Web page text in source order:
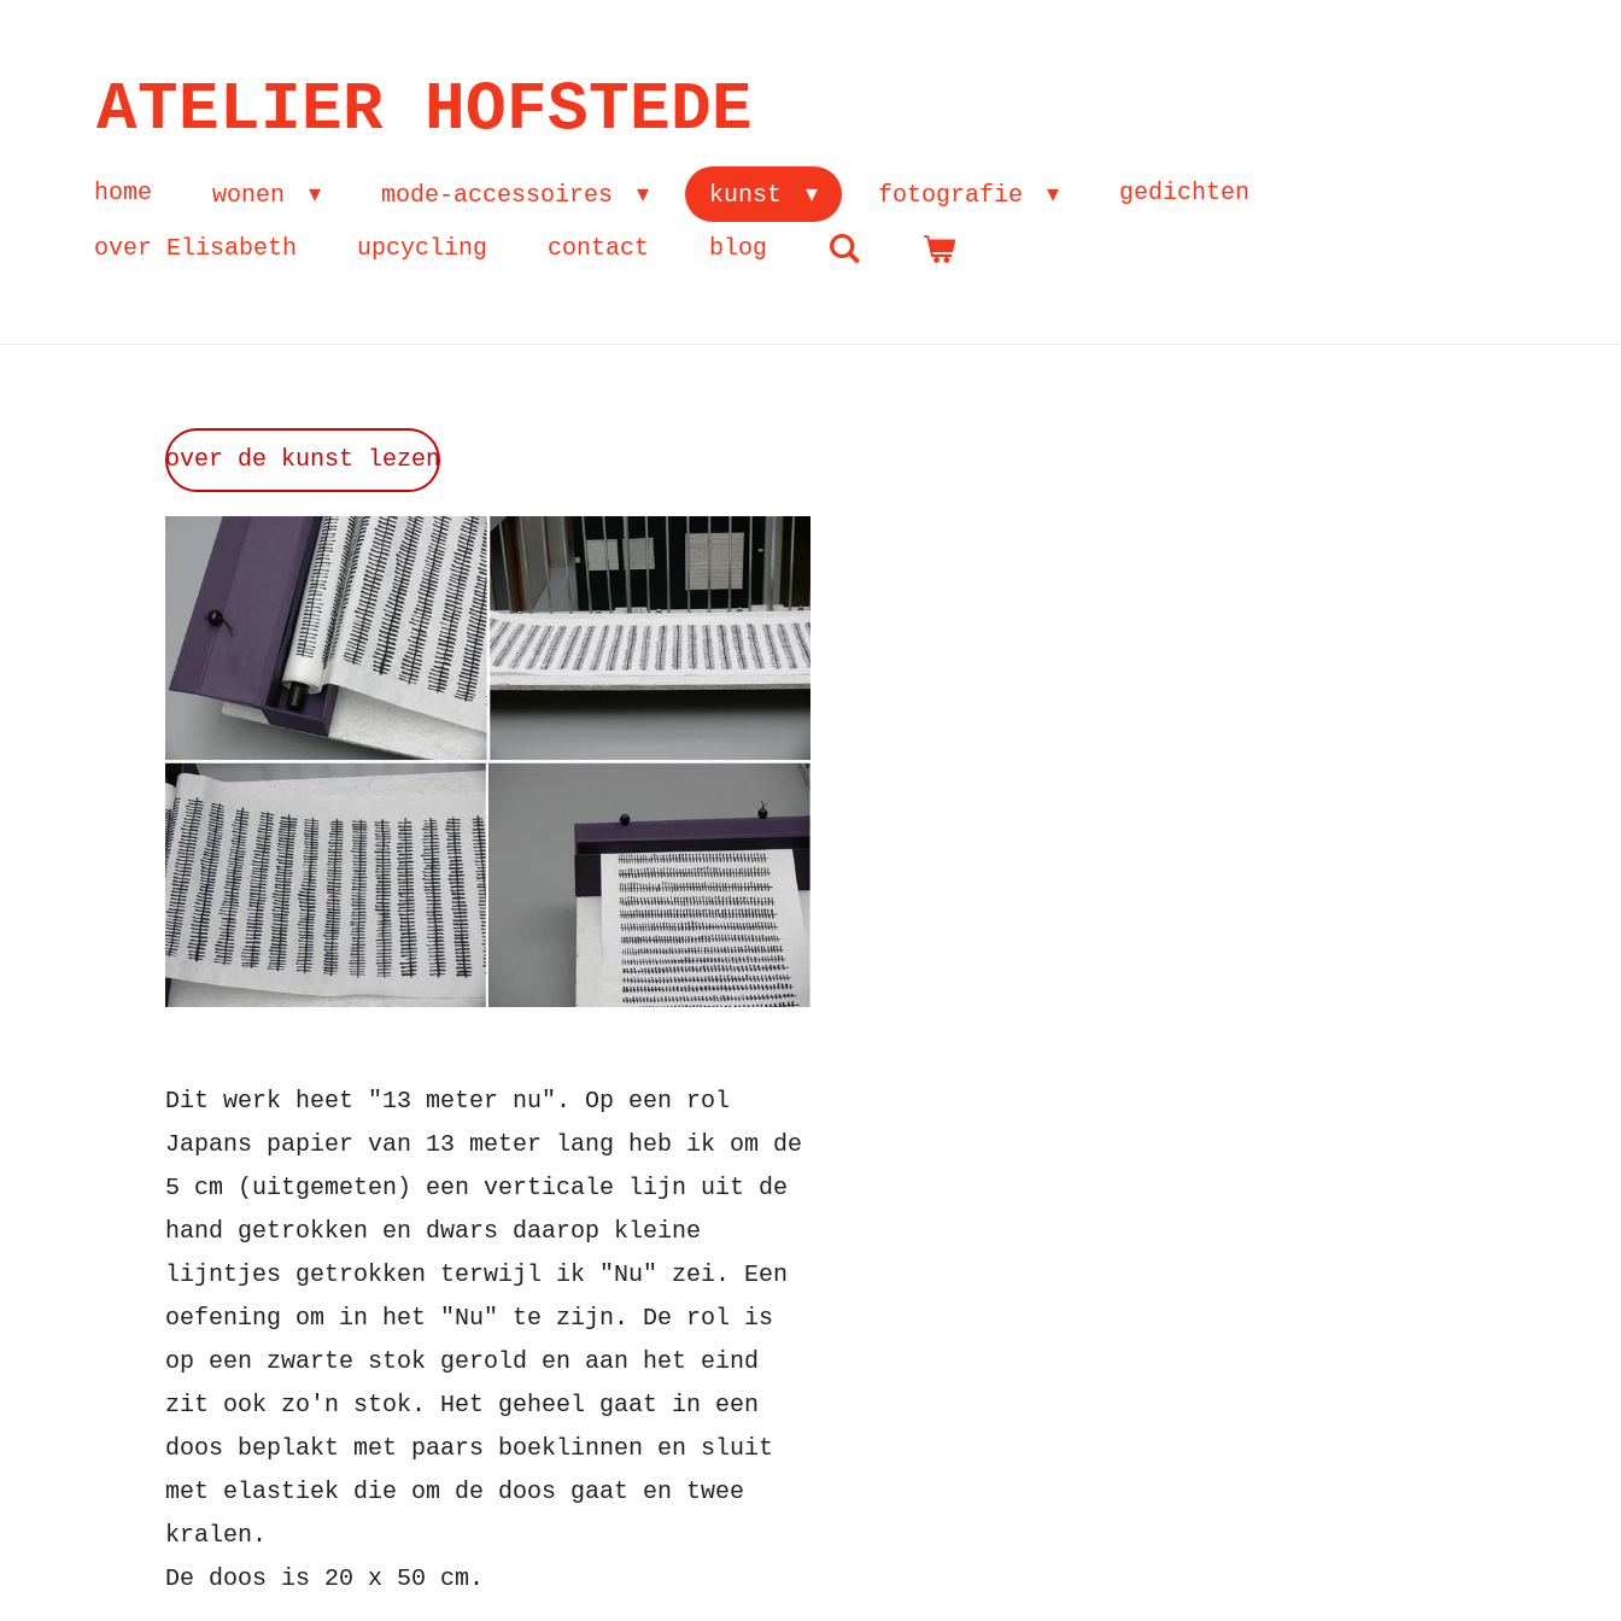
hoofdinhoud
ATELIER HOFSTEDE
home wonen mode-accessoires kunst fotografie
gedichten
over Elisabeth
upcycling contact blog
over de kunst lezen
Dit werk heet "13 meter nu". Op een rol
Japans papier van 13 meter lang heb ik om de
5 cm (uitgemeten) een verticale lijn uit de
hand getrokken en dwars daarop kleine
lijntjes getrokken terwijl ik "Nu" zei. Een
oefening om in het "Nu" te zijn. De rol is
op een zwarte stok gerold en aan het eind
zit ook zo'n stok. Het geheel gaat in een
doos beplakt met paars boeklinnen en sluit
met elastiek die om de doos gaat en twee
kralen.
De doos is 20 x 50 cm.